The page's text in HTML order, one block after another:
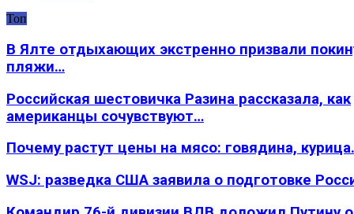
Топ
В Ялте отдыхающих экстренно призвали
пляжи…
Российская шестовичка Разина рассказала, как
американцы сочувствуют…
Почему растут цены на мясо: говядина,
WSJ: разведка США заявила о подготовке